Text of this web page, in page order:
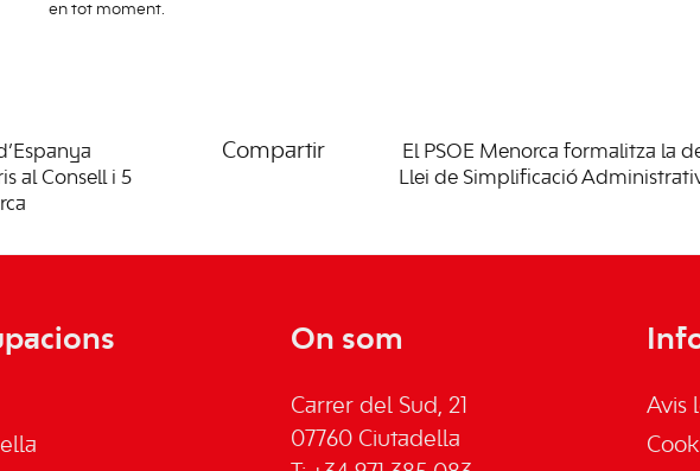
en tot moment.
al Consell i 5
Compartir
El PSOE Menorca formalitza la
Llei de Simplificació
On som
Carrer del Sud, 21
07760 Ciutadella
Avis